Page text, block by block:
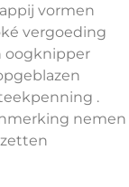
vormen
vergoeding
oogknipper
.
nemen